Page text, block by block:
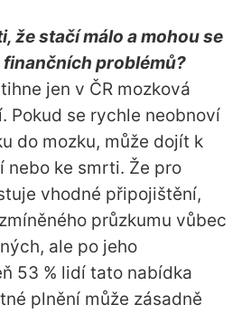
že stačí málo a mohou se
problémů?
jen v ČR mozková
Pokud se rychle neobnoví
do mozku, může dojít k
nebo ke smrti. Že pro
vhodné připojištění,
průzkumu vůbec
ale po jeho
53 % lidí tato nabídka
plnění může zásadně